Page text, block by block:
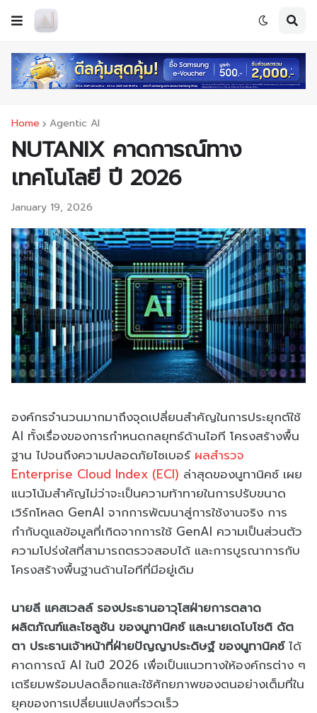
Home Agentic AI
NUTANIX คาดการณ์ทาง
เทคโนโลยี ปี 2026
January 19, 2026
องค์กรจำนวนมากมาถึงจุดเปลี่ยนสำคัญในการประยุกต์ใช้
AI ทั้งเรื่องของการกำหนดกลยุทธ์ด้านไอที โครงสร้างพื้น
ฐาน ไปจนถึงความปลอดภัยไซเบอร์ ผลสำรวจ
Enterprise Cloud Index (ECI) ล่าสุดของนูทานิคซ์ เผย
แนวโน้มสำคัญไม่ว่าจะเป็นความท้าทายในการปรับขนาด
เวิร์กโหลด GenAI จากการพัฒนาสู่การใช้งานจริง การ
กำกับดูแลข้อมูลที่เกิดจากการใช้ GenAI ความเป็นส่วนตัว
ความโปร่งใสที่สามารถตรวจสอบได้ และการบูรณาการกับ
โครงสร้างพื้นฐานด้านไอทีที่มีอยู่เดิม
นายลี แคสเวลล์ รองประธานอาวุโสฝ่ายการตลาด
ผลิตภัณฑ์และโซลูชัน ของนูทานิคซ์ และนายเดโบโชติ ดัต
ตา ประธานเจ้าหน้าที่ฝ่ายปัญญาประดิษฐ์ ของนูทานิคซ์ได้
คาดการณ์ AI ในปี 2026 เพื่อเป็นแนวทางให้องค์กรต่าง ๆ
เตรียมพร้อมปลดล็อกและใช้ศักยภาพของตนอย่างเต็มที่ใน
ยุคของการเปลี่ยนแปลงที่รวดเร็ว